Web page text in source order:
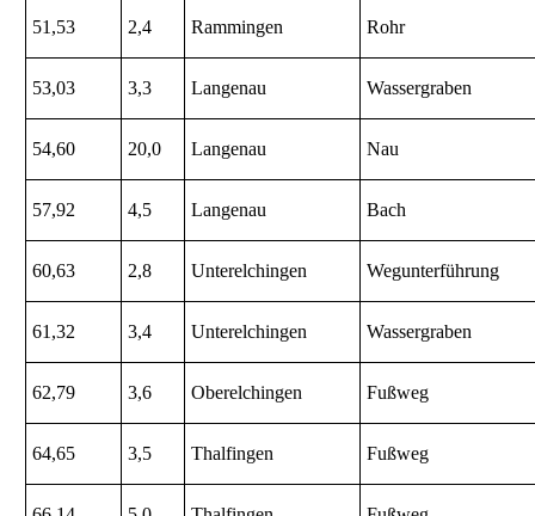
51,53 2,4 Rammingen Rohr
53,03 3,3 Langenau Wassergraben
54,60 20,0 Langenau Nau
57,92 4,5 Langenau Bach
60,63 2,8 Unterelchingen Wegunterführung
61,32 3,4 Unterelchingen Wassergraben
62,79 3,6 Oberelchingen Fußweg
64,65 3,5 Thalfingen Fußweg